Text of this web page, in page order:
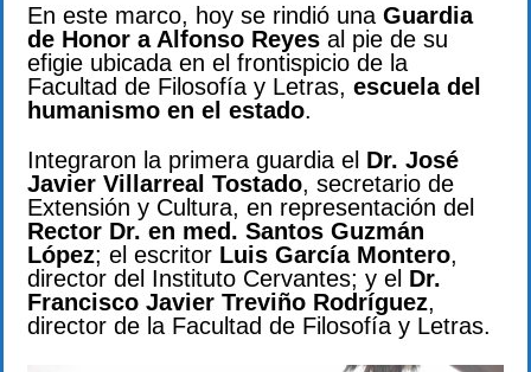
En este marco, hoy se rindió una Guardia
de Honor a Alfonso Reyes al pie de su
efigie ubicada en el frontispicio de la
Facultad de Filosofía y Letras, escuela del
humanismo en el estado.
Integraron la primera guardia el Dr. José
Javier Villarreal Tostado, secretario de
Extensión y Cultura, en representación del
Rector Dr. en med. Santos Guzmán
López; el escritor Luis García Montero,
director del Instituto Cervantes; y el Dr.
Francisco Javier Treviño Rodríguez,
director de la Facultad de Filosofía y Letras.